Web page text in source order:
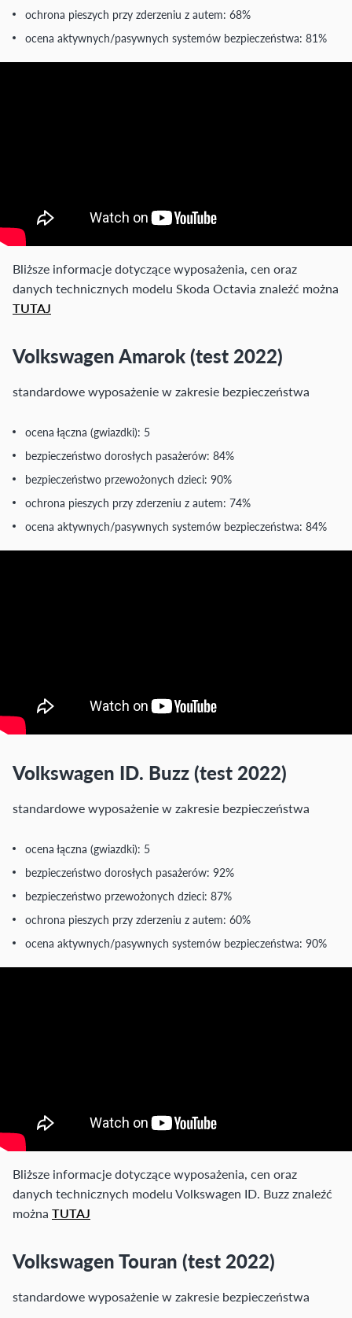
ochrona pieszych przy zderzeniu z autem: 68%
ocena aktywnych/pasywnych systemów bezpieczeństwa: 81%
Bliższe informacje dotyczące wyposażenia, cen oraz
danych technicznych modelu Skoda Octavia znaleźć można
TUTAJ
Volkswagen Amarok (test 2022)
standardowe wyposażenie w zakresie bezpieczeństwa
ocena łączna (gwiazdki): 5
bezpieczeństwo dorosłych pasażerów: 84%
bezpieczeństwo przewożonych dzieci: 90%
ochrona pieszych przy zderzeniu z autem: 74%
ocena aktywnych/pasywnych systemów bezpieczeństwa: 84%
Volkswagen ID. Buzz (test 2022)
standardowe wyposażenie w zakresie bezpieczeństwa
ocena łączna (gwiazdki): 5
bezpieczeństwo dorosłych pasażerów: 92%
bezpieczeństwo przewożonych dzieci: 87%
ochrona pieszych przy zderzeniu z autem: 60%
ocena aktywnych/pasywnych systemów bezpieczeństwa: 90%
Bliższe informacje dotyczące wyposażenia, cen oraz
danych technicznych modelu Volkswagen ID. Buzz znaleźć
można TUTAJ
Volkswagen Touran (test 2022)
standardowe wyposażenie w zakresie bezpieczeństwa